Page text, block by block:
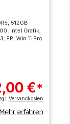
512GB
Intel Grafik,
FP, Win 11 Pro
€*
Versandkosten
Mehr erfahren